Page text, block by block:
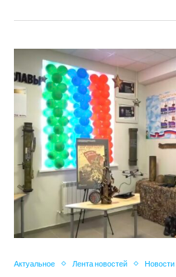
Актуальное Лента новостей Новости